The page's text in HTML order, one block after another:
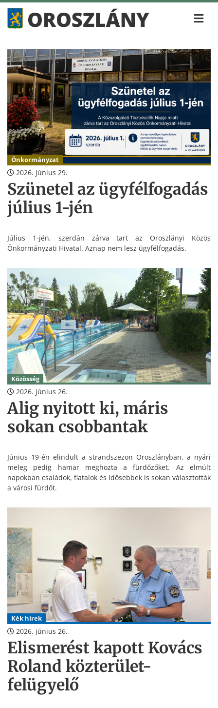
Önkormányzat
2026. június 29.
Szünetel az ügyfélfogadás
július 1-jén
Július 1-jén, szerdán zárva tart az Oroszlányi Közös
Önkormányzati Hivatal. Aznap nem lesz ügyfélfogadás.
Közösség
2026. június 26.
Alig nyitott ki, máris
sokan csobbantak
Június 19-én elindult a strandszezon Oroszlányban, a nyári
meleg pedig hamar meghozta a fürdőzőket. Az elmúlt
napokban családok, fiatalok és idősebbek is sokan választották
a városi fürdőt.
Kék hírek
2026. június 26.
Elismerést kapott Kovács
Roland közterület-
felügyelő